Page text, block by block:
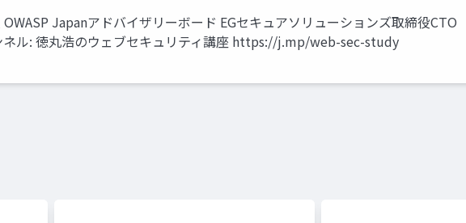
Japanアドバイザリーボード EGセキュアソリューションズ取締役CTO
ル: 徳丸浩のウェブセキュリティ講座 https://j.mp/web-sec-study